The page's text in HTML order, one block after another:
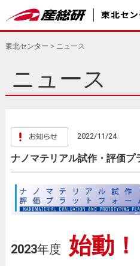
東北センター > ニュース
ニュース
2022/11/24
ナノマテリアル試作・評価プ
2023年度 始動！